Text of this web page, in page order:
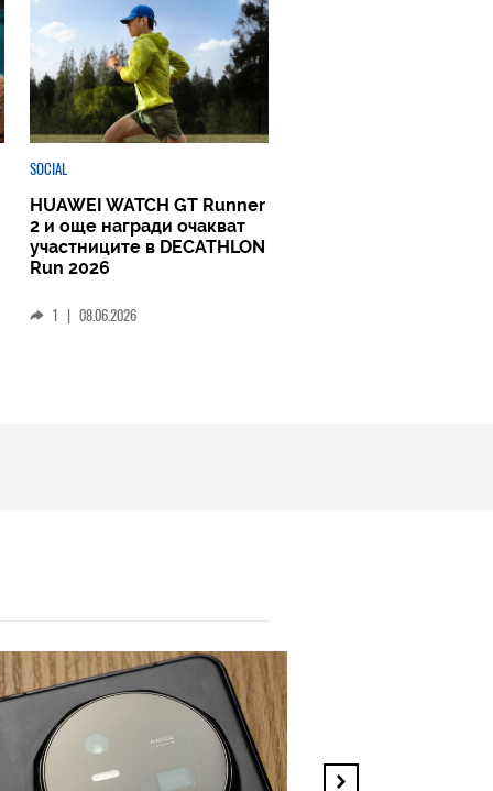
SOCIAL
HUAWEI WATCH GT Runner
2 и още награди очакват
участниците в DECATHLON
Run 2026
1 | 08.06.2026